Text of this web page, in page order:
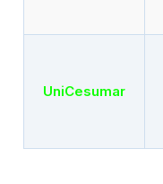
UniCesumar